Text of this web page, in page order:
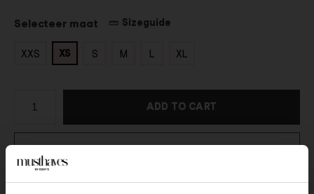
Selecteer maat Sizeguide
XXS XS S M L XL
ADD TO CART
DIRECT BETALEN